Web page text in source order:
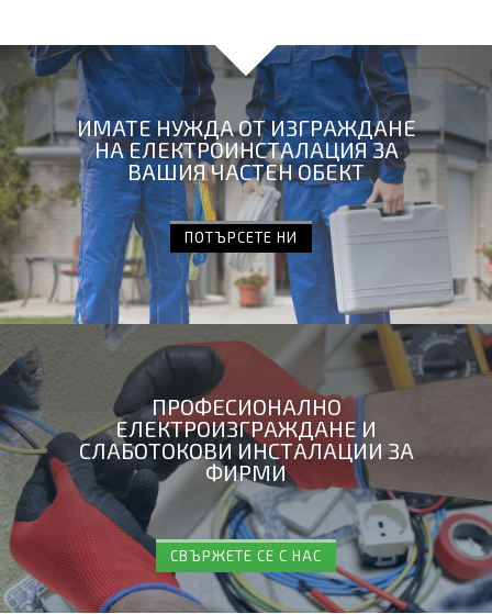
ИМАТЕ НУЖДА ОТ ИЗГРАЖДАНЕ
НА ЕЛЕКТРОИНСТАЛАЦИЯ ЗА
ВАШИЯ ЧАСТЕН ОБЕКТ
ПОТЪРСЕТЕ НИ
ПРОФЕСИОНАЛНО
ЕЛЕКТРОИЗГРАЖДАНЕ И
СЛАБОТОКОВИ ИНСТАЛАЦИИ ЗА
ФИРМИ
СВЪРЖЕТЕ СЕ С НАС